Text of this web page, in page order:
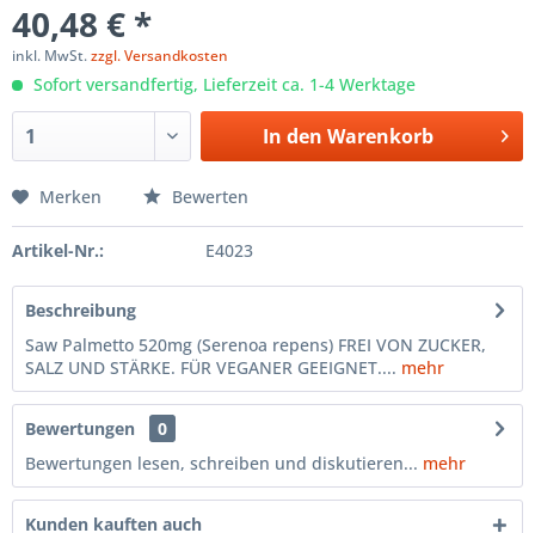
40,48 € *
inkl. MwSt.zzgl. Versandkosten
Sofort versandfertig, Lieferzeit ca. 1-4 Werktage
In den Warenkorb
Merken Bewerten
Artikel-Nr.: E4023
Beschreibung
Saw Palmetto 520mg (Serenoa repens) FREI VON ZUCKER,
SALZ UND STÄRKE. FÜR VEGANER GEEIGNET.... mehr
Bewertungen
0
Bewertungen lesen, schreiben und diskutieren... mehr
Kunden kauften auch